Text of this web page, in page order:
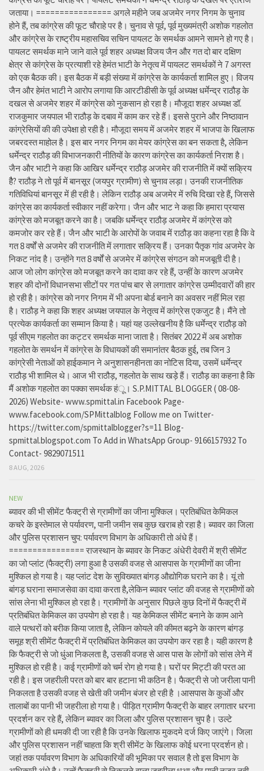
जताया। ================ अगले महीने जब अजमेर नगर निगम के चुनाव
होने हैं, तब कांग्रेस की फूट चौराहे पर है। चुनाव से पूर्व, पूर्व मुख्यमंत्री अशोक गहलोत
और कांग्रेस के राष्ट्रीय महासचिव सचिन पायलट के समर्थक आमने सामने हो गए है।
पायलट समर्थक माने जाने वाले पूर्व शहर अध्यक्ष विजय जैन और गत दो बार दक्षिण
क्षेत्र से कांग्रेस के प्रत्याशी रहे हेमंत भाटी के नेतृत्व में पायलट समर्थकों ने 7 अगस्त
को एक बैठक की। इस बैठक में बड़ी संख्या में कांग्रेस के कार्यकर्ता शामिल हुए। विजय
जैन और हेमंत भाटी ने आरोप लगाया कि आरटीडीसी के पूर्व अध्यक्ष धर्मेन्द्र राठौड़ के
दखल से अजमेर शहर में कांग्रेस को नुकसान हो रहा है। मौजूदा शहर अध्यक्ष डॉ.
राजकुमार जयपाल भी राठौड़ के दबाव में काम कर रहे हैं। इससे पुराने और निष्ठावान
कांग्रेसियों की की उपेक्षा हो रही है। मौजूदा समय में अजमेर शहर में भाजपा के खिलाफ
जबरदस्त माहोल है। इस बार नगर निगम का मेयर कांग्रेस का बन सकता है, लेकिन
धर्मेन्द्र राठौड़ की विभाजनकारी नीतियों के कारण कांग्रेस का कार्यकर्ता निराश है।
जैन और भाटी ने कहा कि आखिर धर्मेन्द्र राठौड़ अजमेर की राजनीति में क्यों सक्रिय
हैै? राठौड़ ने तो पूर्व में बानसूर (जयपुर ग्रामीण) से चुनाव लड़ा। उनकी राजनीतिक
गतिविधियां बानसूर में ही रही है। लेकिन राठौड़ अब अजमेर में रुचि दिखा रहे हैं, जिससे
कांग्रेस का कार्यकर्ता स्वीकार नहीं करेगा। जैन और भाट ने कहा कि हमारा प्रयास
कांग्रेस को मजबूत करने का है। जबकि धर्मेन्द्र राठौड़ अजमेर में कांग्रेस को
कमजोर कर रहे हैं। जैन और भाटी के आरोपों के जवाब में राठौड़ का कहना रहा है कि वे
गत 8 वर्षों से अजमेर की राजनीति में लगातार सक्रिय हैं। उनका पैतृक गांव अजमेर के
निकट नांद है। उन्होंने गत 8 वर्षों से अजमेर में कांग्रेस संगठन को मजबूती दी है।
आज जो लोग कांग्रेस को मजबूत करने का दावा कर रहे हैं, उन्हीं के कारण अजमेर
शहर की दोनों विधानसभा सीटों पर गत पांच बार से लगातार कांग्रेस उम्मीदवारों की हार
हो रही है। कांग्रेस को नगर निगम में भी अपना बोर्ड बनाने का अवसर नहीं मिल रहा
है। राठौड़ ने कहा कि शहर अध्यक्ष जयपाल के नेतृत्व में कांग्रेस एकजुट है। मैंने तो
प्रत्येक कार्यकर्ता का सम्मान किया है। यहां यह उल्लेखनीय है कि धर्मेन्द्र राठौड़ को
पूर्व सीएम गहलोत का कट्टर समर्थक माना जाता है। सितंबर 2022 में अब अशोक
गहलोत के समर्थन में कांग्रेस के विधायकों की समानांतर बैठक हुई, तब जिन 3
कांग्रेसी नेताओं को हाईकमान ने अनुशासनहीनता का नोटिस दिया, उसमें धर्मेन्द्र
राठौड़ भी शामिल थे। आज भी राठौड़, गहलोत के साथ खड़े हैं। राठौड़ का कहना है कि
मैं अशोक गहलोत का पक्का समर्थक हंू। S.P.MITTAL BLOGGER ( 08-08-
2026) Website- www.spmittal.in Facebook Page-
www.facebook.com/SPMittalblog Follow me on Twitter-
https://twitter.com/spmittalblogger?s=11 Blog-
spmittal.blogspot.com To Add in WhatsApp Group- 9166157932 To
Contact- 9829071511
8 AUG, 2026
NEW
ब्यावर की भी सीमेंट फैक्ट्री से ग्रामीणों का जीना मुश्किल। प्रतिबंधित केमिकल
कचरे के इस्तेमाल से पर्यावरण, पानी जमीन सब कुछ खराब हो रहा है। ब्यावर का जिला
और पुलिस प्रशासन चुप: पर्यावरण विभाग के अधिकारी तो अंधे हैं।
================ राजस्थान के ब्यावर के निकट अंधेरी देवरी में श्री सीमेंट
का जो प्लांट (फैक्ट्री) लगा हुआ है उसकी वजह से आसपास के ग्रामीणों का जीना
मुश्किल हो गया है। यह प्लांट देश के सुविख्यात बांगड़ औद्योगिक घराने का है। यूं तो
बांगड़ घराना समाजसेवा का दावा करता है,लेकिन ब्यावर प्लांट की वजह से ग्रामीणों को
सांस लेना भी मुश्किल हो रहा है। ग्रामीणों के अनुसार पिछले कुछ दिनों में फैक्ट्री में
प्रतिबंधित केमिकल का उपयोग हो रहा है। यह केमिकल सीमेंट बनाने के काम आने
वाले पत्थरों को बरीक किया जाता है, लेकिन कोयले की कीमत बढ़ने के कारण बांगड़
समूह श्री सीमेंट फैक्ट्री में प्रतिबंधित केमिकल का उपयोग कर रहा है। यही कारण है
कि फैक्ट्री से जो धुंआ निकलता है, उसकी वजह से आस पास के लोगों को सांस लेने में
मुश्किल हो रही है। कई ग्रामीणों को चर्म रोग हो गया है। घरों पर मिट्टी की परत आ
रही है। इस जहरीली परत को बार बार हटाना भी कठिन है। फैक्ट्री से जो जरीला पानी
निकलता है उसकी वजह से खेती की जमीन बंजर हो रही है ।आसपास के कुओं और
तालाबों का पानी भी जहरीला हो गया है। पीड़ित ग्रामीण फैक्ट्री के बाहर लगातार धरना
प्रदर्शन कर रहे हैं, लेकिन ब्यावर का जिला और पुलिस प्रशासन चुप है। उल्टे
ग्रामीणों को ही धमकी दी जा रही है कि उनके खिलाफ मुकदमे दर्ज किए जाएंगे। जिला
और पुलिस प्रशासन नहीं चाहता कि श्री सीमेंट के खिलाफ कोई धरना प्रदर्शन हो।
जहां तक पर्यावरण विभाग के अधिकारियों की भूमिका पर सवाल है तो इस विभाग के